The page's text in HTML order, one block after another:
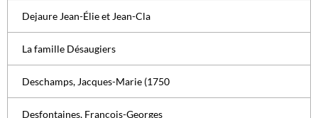
Dejaure Jean-Élie et Jean-Cla
La famille Désaugiers
Deschamps, Jacques-Marie (1750
Desfontaines, François-Georges